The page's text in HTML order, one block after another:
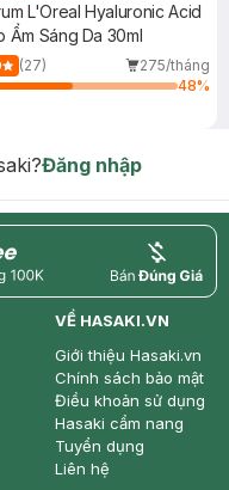
L'Oreal Hyaluronic Acid
Ẩm Sáng Da 30ml
(27)
275/tháng
48%
Đăng nhập
price
VỀ HASAKI.VN
Giới thiệu Hasaki.vn
Chính sách bảo mật
Điều khoản sử dụng
Hasaki cẩm nang
Tuyển dụng
Liên hệ